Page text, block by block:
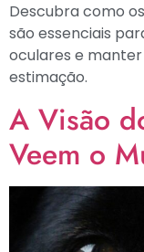
Descubra como
são essenciais
oculares e manter
estimação.
A Visão
Veem o